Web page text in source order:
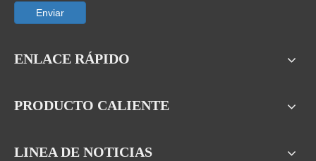
Enviar
ENLACE RÁPIDO
PRODUCTO CALIENTE
LINEA DE NOTICIAS